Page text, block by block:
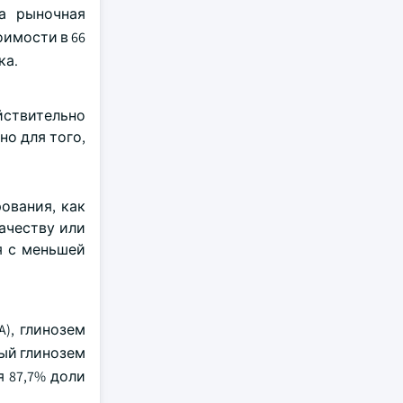
рыночная
в 66
для того,
как
или
с меньшей
глинозем
глинозем
доли